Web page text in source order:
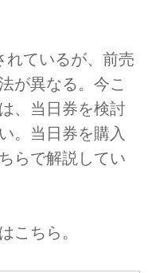
れているが、前売
が異なる。今こ
、当日券を検討
。当日券を購入
らで解説してい
こちら。